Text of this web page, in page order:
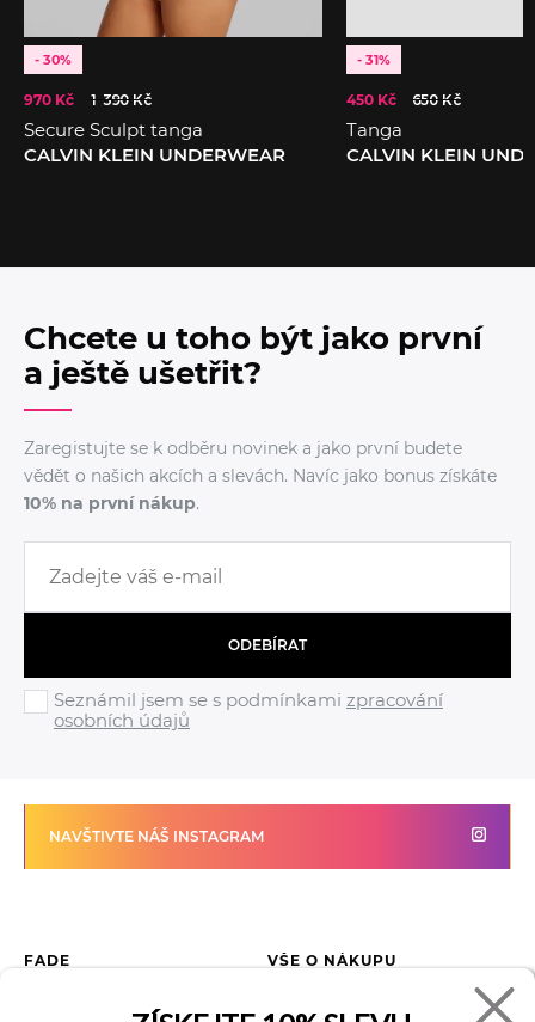
- 30%
970 Kč 1 390 Kč
Secure Sculpt tanga
CALVIN KLEIN UNDERWEAR
- 31%
450 Kč 650 Kč
Tanga
CALVIN KLEIN
Chcete u toho být jako první
a ještě ušetřit?
Zaregistujte se k odběru novinek a jako první budete
vědět o našich akcích a slevách. Navíc jako bonus získáte
10% na první nákup.
ODEBÍRAT
Seznámil jsem se s podmínkami zpracování
osobních údajů
NAVŠTIVTE NÁŠ INSTAGRAM
FADE
VŠE O NÁKUPU